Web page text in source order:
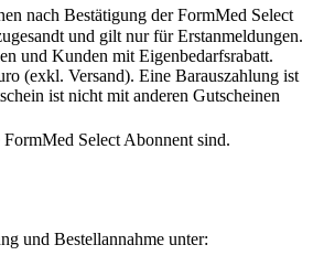
nach Bestätigung der FormMed Select
und gilt nur für Erstanmeldungen.
und Kunden mit Eigenbedarfsrabatt.
(exkl. Versand). Eine Barauszahlung ist
ist nicht mit anderen Gutscheinen
Select Abonnent sind.
und Bestellannahme unter: